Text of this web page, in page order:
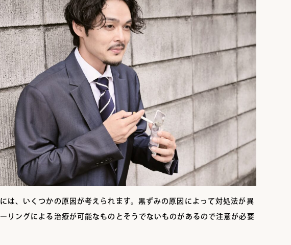
は、いくつかの原因が考えられます。黒ずみの原因によって対処法が異
リングによる治療が可能なものとそうでないものがあるので注意が必要